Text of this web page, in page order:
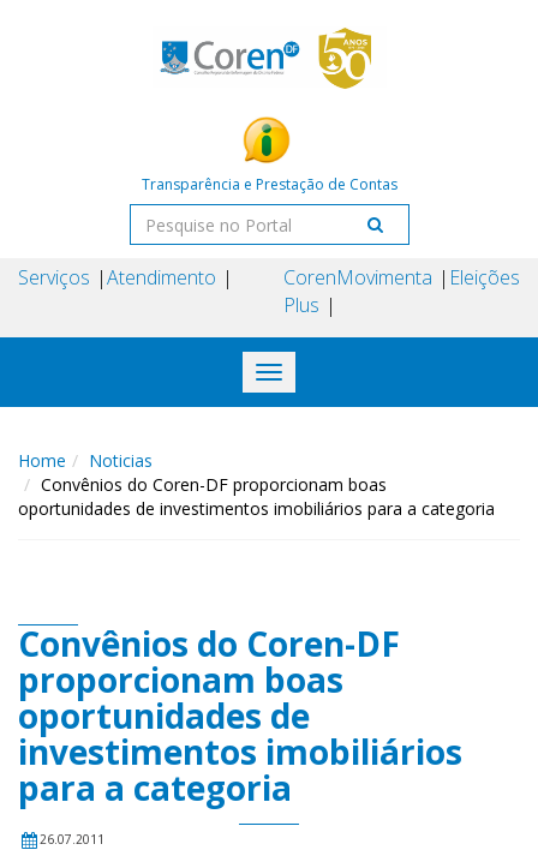
Transparência e Prestação de Contas
Serviços Atendimento
Coren
Plus
Movimenta Eleições
Toggle
navigation
Home
Noticias
Convênios do Coren-DF proporcionam boas
oportunidades de investimentos imobiliários para a categoria
Convênios do Coren-DF
proporcionam boas
oportunidades de
investimentos imobiliários
para a categoria
26.07.2011